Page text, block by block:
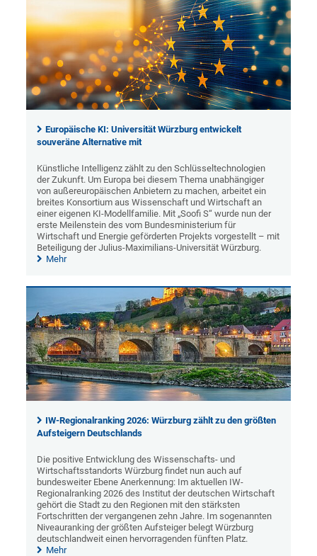
Europäische KI: Universität Würzburg entwickelt
souveräne Alternative mit
Künstliche Intelligenz zählt zu den Schlüsseltechnologien
der Zukunft. Um Europa bei diesem Thema unabhängiger
von außereuropäischen Anbietern zu machen, arbeitet ein
breites Konsortium aus Wissenschaft und Wirtschaft an
einer eigenen KI-Modellfamilie. Mit „Soofi S“ wurde nun der
erste Meilenstein des vom Bundesministerium für
Wirtschaft und Energie geförderten Projekts vorgestellt – mit
Beteiligung der Julius-Maximilians-Universität Würzburg.
Mehr
IW-Regionalranking 2026: Würzburg zählt zu den größten
Aufsteigern Deutschlands
Die positive Entwicklung des Wissenschafts- und
Wirtschaftsstandorts Würzburg findet nun auch auf
bundesweiter Ebene Anerkennung: Im aktuellen IW-
Regionalranking 2026 des Institut der deutschen Wirtschaft
gehört die Stadt zu den Regionen mit den stärksten
Fortschritten der vergangenen zehn Jahre. Im sogenannten
Niveauranking der größten Aufsteiger belegt Würzburg
deutschlandweit einen hervorragenden fünften Platz.
Mehr